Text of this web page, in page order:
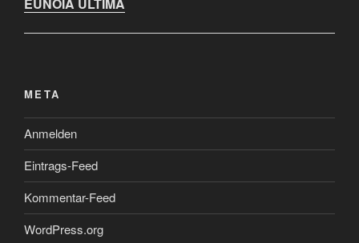
EUNOIA ULTIMA
META
Anmelden
Eintrags-Feed
Kommentar-Feed
WordPress.org